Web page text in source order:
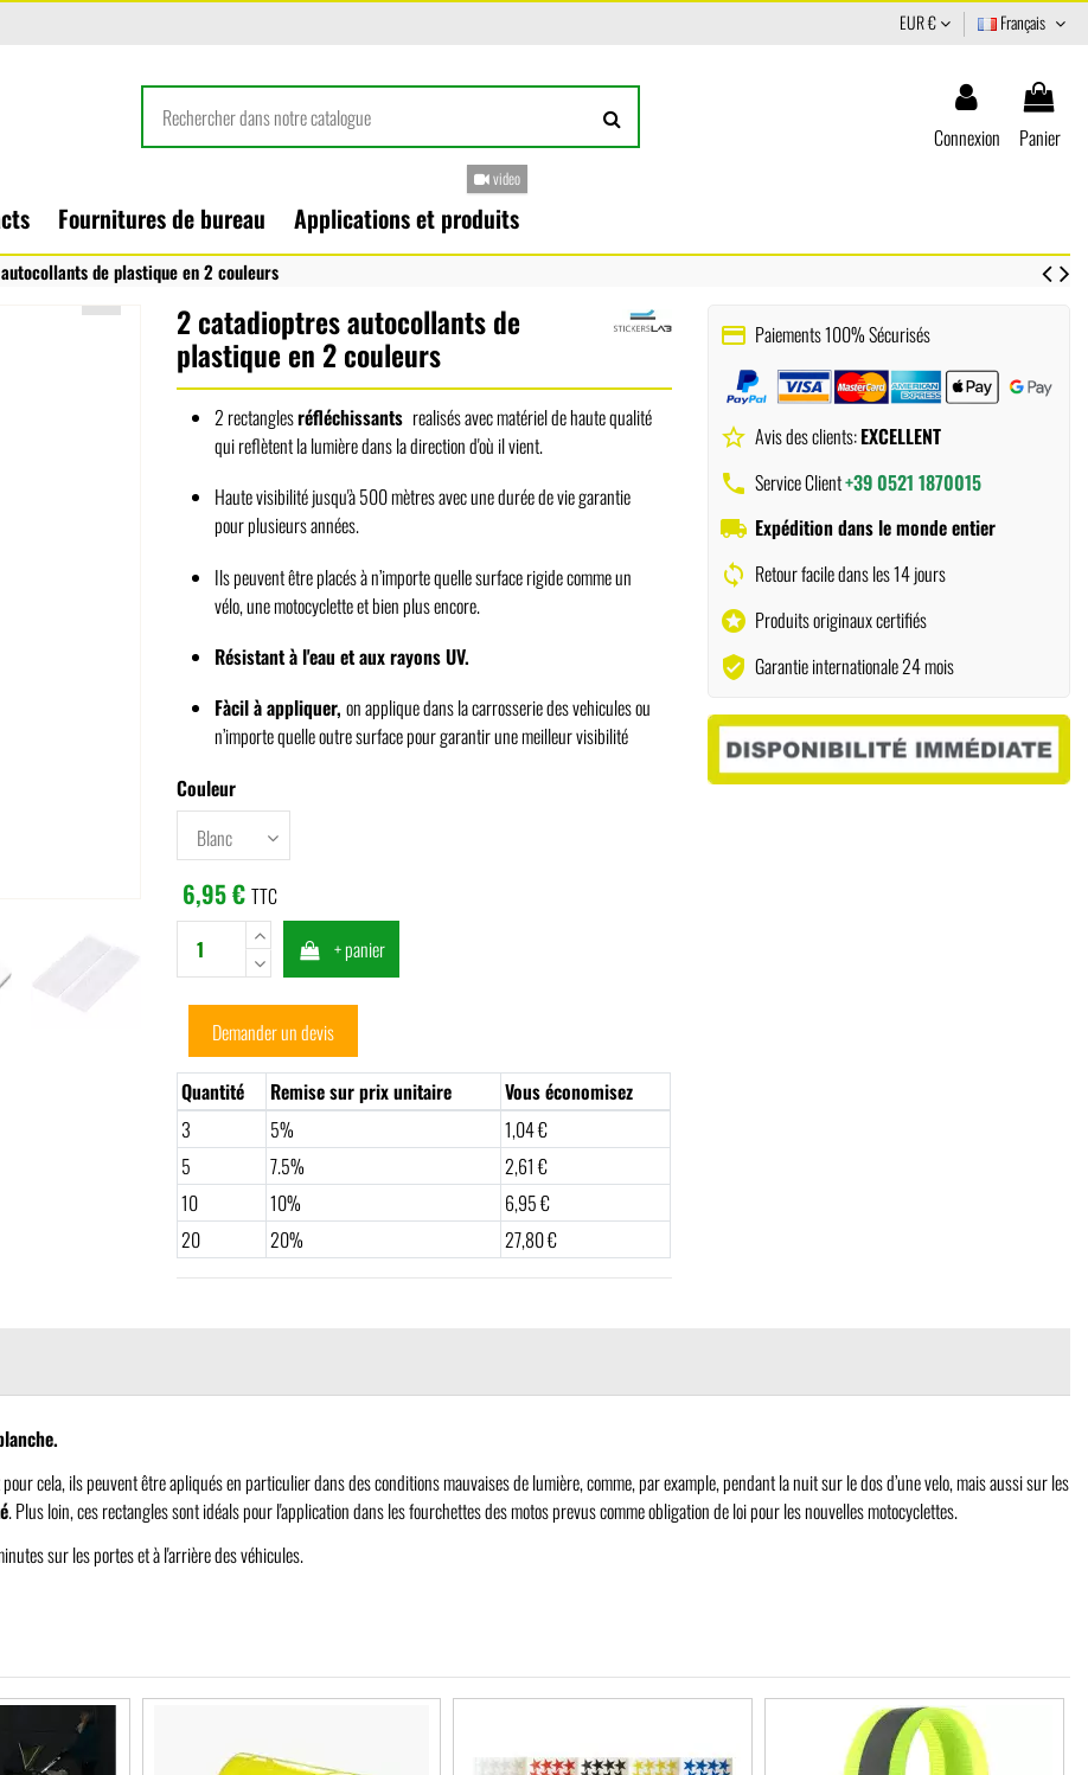
EUR € Français
Connexion Panier
Fournitures de bureau Applications et produits
video
de plastique en 2 couleurs
2 catadioptres autocollants de
plastique en 2 couleurs
2 rectanglesréfléchissants realisés avec matériel de haute qualité
qui reflètent la lumière dans la direction d'où il vient.
Haute visibilité jusqu'à 500 mètres avec une durée de vie garantie
pour plusieurs années.
Ils peuvent être placés à n’importe quelle surface rigide comme un
vélo, une motocyclette et bien plus encore.
Résistant à l'eau et aux rayons UV.
Fàcil à appliquer, on applique dans la carrosserie des vehicules ou
n’importe quelle outre surface pour garantir une meilleur visibilité
Couleur
6,95 € TTC
+ panier
Demander un devis
Quantité Remise sur prix unitaire
Vous économisez
3
5%
1,04 €
5
7.5%
2,61 €
10
10%
6,95 €
20
20% 27,80 €
payment Paiements 100% Sécurisés
star_border Avis des clients:EXCELLENT
phone Service Client+39 0521 1870015
local_shipping Expédition dans le monde entier
sync Retour facile dans les 14 jours
stars Produits originaux certifiés
verified_user Garantie internationale 24 mois
cela, ils peuvent être apliqués en particulier dans des conditions mauvaises de lumière, comme, par example, pendant la nuit sur le dos d’une velo, mais aussi sur les
. Plus loin, ces rectangles sont idéals pour l'application dans les fourchettes des motos prevus comme obligation de loi pour les nouvelles motocyclettes.
sur les portes et à l'arrière des véhicules.